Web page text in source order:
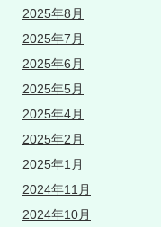
2025年8月
2025年7月
2025年6月
2025年5月
2025年4月
2025年2月
2025年1月
2024年11月
2024年10月